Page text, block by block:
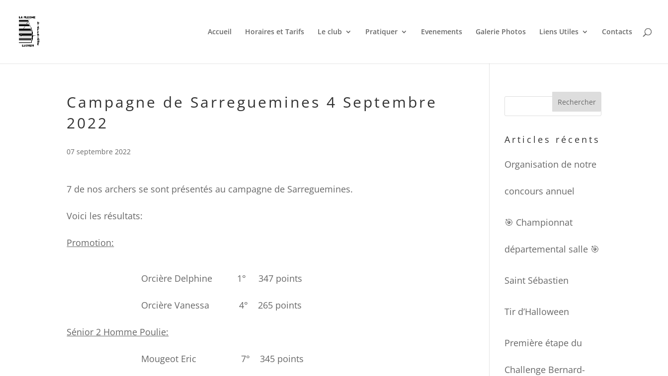
Accueil Horaires et Tarifs Le club Pratiquer Evenements Galerie Photos Liens Utiles Contacts
Campagne de Sarreguemines 4 Septembre
2022
07 septembre 2022
7 de nos archers se sont présentés au campagne de Sarreguemines.
Voici les résultats:
Promotion:
Orcière Delphine 1° 347 points
Orcière Vanessa 4° 265 points
Sénior 2 Homme Poulie:
Mougeot Eric 7° 345 points
Articles récents
Organisation de notre
concours annuel
🎯 Championnat
départemental salle 🎯
Saint Sébastien
Tir d’Halloween
Première étape du
Challenge Bernard-